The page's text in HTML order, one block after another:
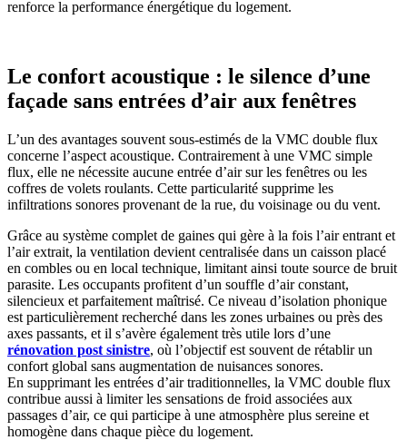
renforce la performance énergétique du logement.
Le confort acoustique : le silence d’une
façade sans entrées d’air aux fenêtres
L’un des avantages souvent sous-estimés de la VMC double flux
concerne l’aspect acoustique. Contrairement à une VMC simple
flux, elle ne nécessite aucune entrée d’air sur les fenêtres ou les
coffres de volets roulants. Cette particularité supprime les
infiltrations sonores provenant de la rue, du voisinage ou du vent.
Grâce au système complet de gaines qui gère à la fois l’air entrant et
l’air extrait, la ventilation devient centralisée dans un caisson placé
en combles ou en local technique, limitant ainsi toute source de bruit
parasite. Les occupants profitent d’un souffle d’air constant,
silencieux et parfaitement maîtrisé. Ce niveau d’isolation phonique
est particulièrement recherché dans les zones urbaines ou près des
axes passants, et il s’avère également très utile lors d’une
rénovation post sinistre, où l’objectif est souvent de rétablir un
confort global sans augmentation de nuisances sonores.
En supprimant les entrées d’air traditionnelles, la VMC double flux
contribue aussi à limiter les sensations de froid associées aux
passages d’air, ce qui participe à une atmosphère plus sereine et
homogène dans chaque pièce du logement.